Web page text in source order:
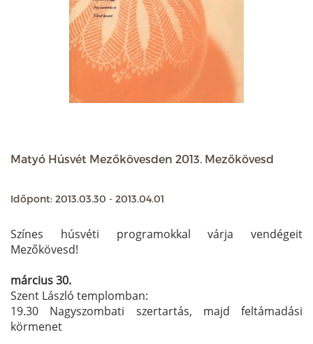
Matyó Húsvét Mezőkövesden 2013. Mezőkövesd
Időpont: 2013.03.30 - 2013.04.01
Színes húsvéti programokkal várja vendégeit
Mezőkövesd!
március 30.
Szent László templomban:
19.30 Nagyszombati szertartás, majd feltámadási
körmenet